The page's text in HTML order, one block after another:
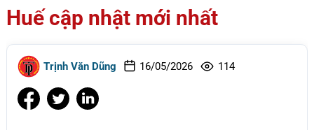
Huế cập nhật mới nhất
Trịnh Văn Dũng 16/05/2026 114